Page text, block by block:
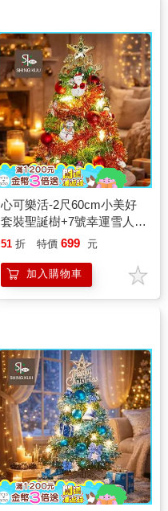
心可樂活-2尺60cm小美好
套裝聖誕樹+7號幸運雪人紅
系彩繪木片飾品組+LED暖
51 折 特價 699 元
加入購物車